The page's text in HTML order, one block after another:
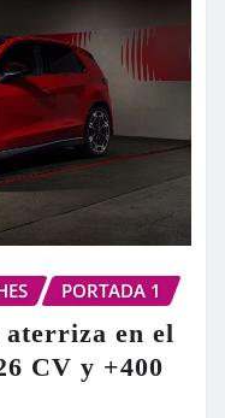
PORTADA 1
en el
CV y +400